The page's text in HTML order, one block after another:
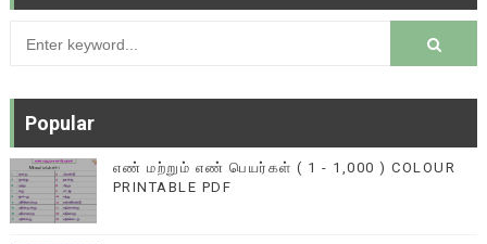
Popular
எண் மற்றும் எண் பெயர்கள் ( 1 - 1,000 ) COLOUR
PRINTABLE PDF